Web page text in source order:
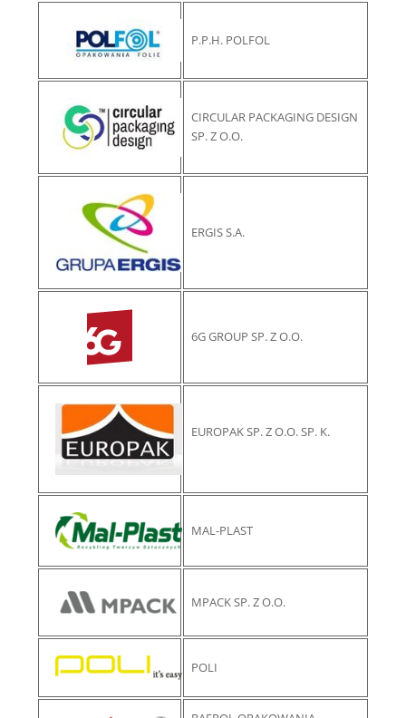
P.P.H. POLFOL
CIRCULAR PACKAGING DESIGN
SP. Z O.O.
ERGIS S.A.
6G GROUP SP. Z O.O.
EUROPAK SP. Z O.O. SP. K.
MAL-PLAST
MPACK SP. Z O.O.
POLI